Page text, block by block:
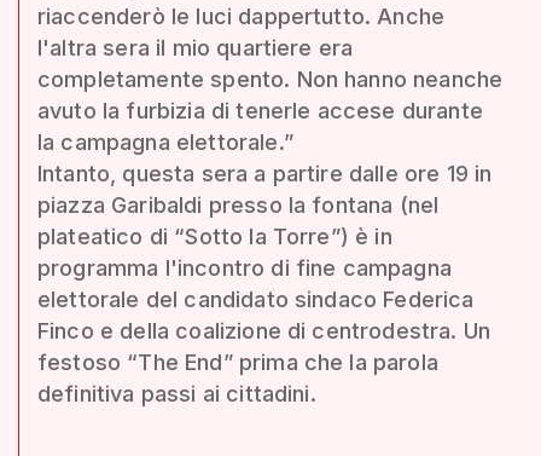
riaccenderò le luci dappertutto. Anche
l'altra sera il mio quartiere era
completamente spento. Non hanno neanche
avuto la furbizia di tenerle accese durante
la campagna elettorale.”
Intanto, questa sera a partire dalle ore 19 in
piazza Garibaldi presso la fontana (nel
plateatico di “Sotto la Torre”) è in
programma l'incontro di fine campagna
elettorale del candidato sindaco Federica
Finco e della coalizione di centrodestra. Un
festoso “The End” prima che la parola
definitiva passi ai cittadini.